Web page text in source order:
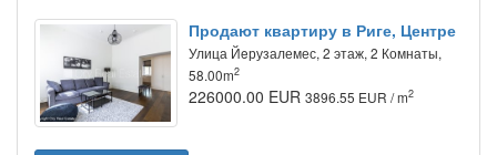
Продают квартиру в Риге, Центре
Улица Йeрузалемес, 2 этаж, 2 Комнаты,
58.00m2
226000.00 EUR 3896.55 EUR / m2